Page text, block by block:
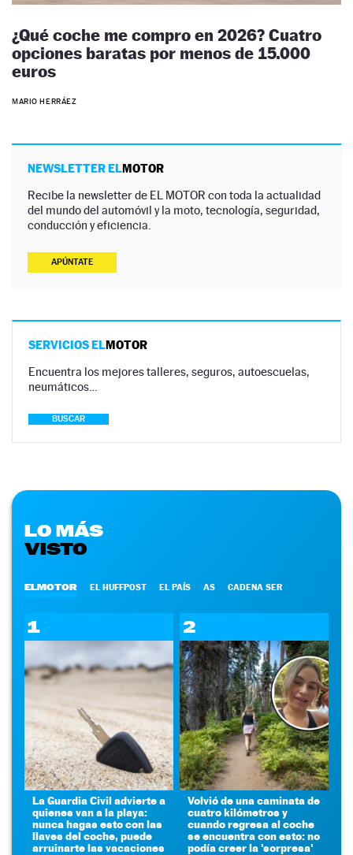
¿Qué coche me compro en 2026? Cuatro
opciones baratas por menos de 15.000
euros
MARIO HERRÁEZ
NEWSLETTER ELMOTOR
Recibe la newsletter de EL MOTOR con toda la actualidad
del mundo del automóvil y la moto, tecnología, seguridad,
conducción y eficiencia.
APÚNTATE
SERVICIOS ELMOTOR
Encuentra los mejores talleres, seguros, autoescuelas,
neumáticos…
BUSCAR
LO MÁS
VISTO
ELMOTOR EL HUFFPOST EL PAÍS AS CADENA SER
1
La Guardia Civil advierte a
quienes van a la playa:
nunca hagas esto con las
llaves del coche, puede
arruinarte las vacaciones
2
Volvió de una caminata de
cuatro kilómetros y
cuando regresa al coche
se encuentra con esto: no
podía creer la 'sorpresa'